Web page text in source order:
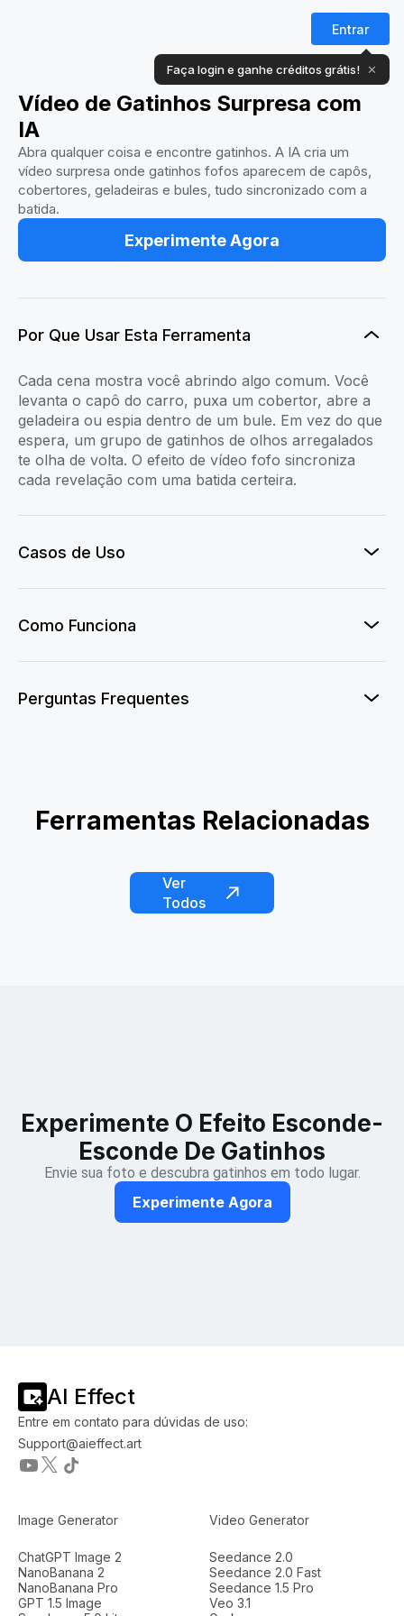
Entrar
Faça login e ganhe créditos grátis! ✕
Vídeo de Gatinhos Surpresa com
IA
Abra qualquer coisa e encontre gatinhos. A IA cria um
vídeo surpresa onde gatinhos fofos aparecem de capôs,
cobertores, geladeiras e bules, tudo sincronizado com a
batida.
Experimente Agora
Por Que Usar Esta Ferramenta
Cada cena mostra você abrindo algo comum. Você
levanta o capô do carro, puxa um cobertor, abre a
geladeira ou espia dentro de um bule. Em vez do que
espera, um grupo de gatinhos de olhos arregalados
te olha de volta. O efeito de vídeo fofo sincroniza
cada revelação com uma batida certeira.
Casos de Uso
Como Funciona
Perguntas Frequentes
Ferramentas Relacionadas
Copiadora de Pet com IA
Pet Skate com IA
Capturando o Duende
Fish Dreamcore
Ver
Todos
Experimente O Efeito Esconde-
Esconde De Gatinhos
Envie sua foto e descubra gatinhos em todo lugar.
Experimente Agora
AI Effect
Entre em contato para dúvidas de uso:
Support@aieffect.art
Image Generator
ChatGPT Image 2
NanoBanana 2
NanoBanana Pro
GPT 1.5 Image
Video Generator
Seedance 2.0
Seedance 2.0 Fast
Seedance 1.5 Pro
Veo 3.1